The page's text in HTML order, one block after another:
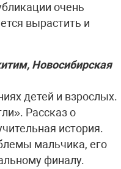
очень
вырастить и
Новосибирская
детей и взрослых.
Рассказ о
история.
мальчика, его
финалу.